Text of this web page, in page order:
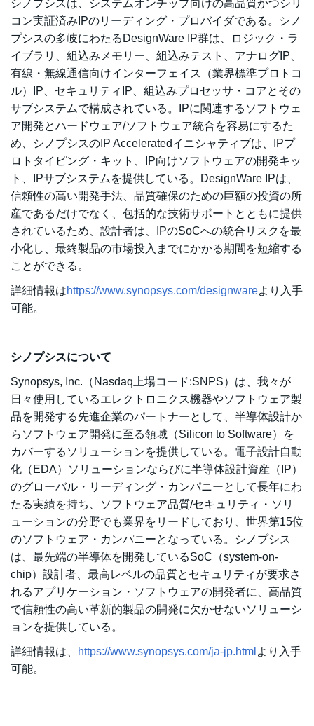
シノプシスは、システムオンチップ向けの高品質かつシリ
コン実証済みIPのリーディング・プロバイダである。シノ
プシスの多岐にわたるDesignWare IP群は、ロジック・ラ
イブラリ、組込みメモリー、組込みテスト、アナログIP、
有線・無線通信向けインターフェイス（業界標準プロトコ
ル）IP、セキュリティIP、組込みプロセッサ・コアとその
サブシステムで構成されている。IPに関連するソフトウェ
ア開発とハードウェア/ソフトウェア統合を容易にするた
め、シノプシスのIP Acceleratedイニシャティブは、IPプ
ロトタイピング・キット、IP向けソフトウェアの開発キッ
ト、IPサブシステムを提供している。DesignWare IPは、
信頼性の高い開発手法、品質確保のための巨額の投資の所
産であるだけでなく、包括的な技術サポートとともに提供
されているため、設計者は、IPのSoCへの統合リスクを最
小化し、最終製品の市場投入までにかかる期間を短縮する
ことができる。
詳細情報はhttps://www.synopsys.com/designwareより入手
可能。
シノプシスについて
Synopsys, Inc.（Nasdaq上場コード:SNPS）は、我々が
日々使用しているエレクトロニクス機器やソフトウェア製
品を開発する先進企業のパートナーとして、半導体設計か
らソフトウェア開発に至る領域（Silicon to Software）を
カバーするソリューションを提供している。電子設計自動
化（EDA）ソリューションならびに半導体設計資産（IP）
のグローバル・リーディング・カンパニーとして長年にわ
たる実績を持ち、ソフトウェア品質/セキュリティ・ソリ
ューションの分野でも業界をリードしており、世界第15位
のソフトウェア・カンパニーとなっている。シノプシス
は、最先端の半導体を開発しているSoC（system-on-
chip）設計者、最高レベルの品質とセキュリティが要求さ
れるアプリケーション・ソフトウェアの開発者に、高品質
で信頼性の高い革新的製品の開発に欠かせないソリューシ
ョンを提供している。
詳細情報は、 https://www.synopsys.com/ja-jp.html より入手
可能。